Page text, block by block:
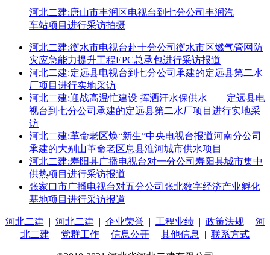
河北二建:唐山市丰润区电视台到七分公司丰润汽
车站项目进行采访拍摄
河北二建:衡水市电视台赴十分公司衡水市区燃气管网防
灾应急能力提升工程EPC总承包进行采访报道
河北二建:定远县电视台到七分公司承建的定远县第二水
厂项目进行实地采访
河北二建:迎战高温忙建设 挥洒汗水保供水——定远县电
视台到七分公司承建的定远县第二水厂项目进行实地采
访
河北二建:革命老区焕“新生”中央电视台报道河南分公司
承建的大别山革命老区息县淮河城市供水项目
河北二建:寿阳县广播电视台对一分公司寿阳县城市集中
供热项目进行采访报道
张家口市广播电视台对五分公司张北数字经济产业孵化
基地项目进行采访报道
河北二建 | 河北二建 | 企业荣誉| 工程业绩| 政策法规| 河
北二建 | 党群工作 | 信息公开 | 其他信息 | 联系方式